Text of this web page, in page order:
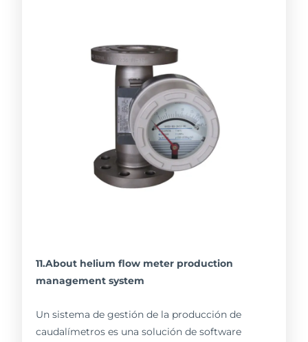
11.About helium flow meter production
management system
Un sistema de gestión de la producción de
caudalímetros es una solución de software